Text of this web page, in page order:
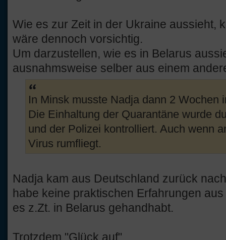
Wie es zur Zeit in der Ukraine aussieht,
wäre dennoch vorsichtig.
Um darzustellen, wie es in Belarus
ausnahmsweise selber aus einem
In Minsk musste Nadja dann 2 Wochen
Die Einhaltung der Quarantäne wurde
und der Polizei kontrolliert. Auch wenn
Virus rumfliegt.
Nadja kam aus Deutschland zurück
habe keine praktischen Erfahrungen
es z.Zt. in Belarus gehandhabt.
Trotzdem "Glück auf"